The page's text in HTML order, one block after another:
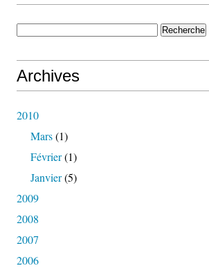
Archives
2010
Mars(1)
Février(1)
Janvier(5)
2009
2008
2007
2006